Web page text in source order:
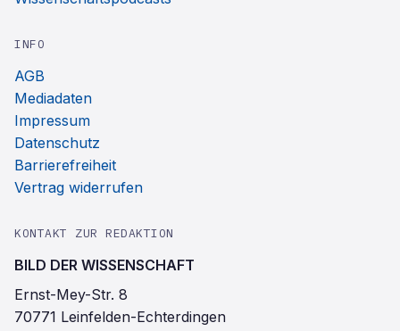
INFO
AGB
Mediadaten
Impressum
Datenschutz
Barrierefreiheit
Vertrag widerrufen
KONTAKT ZUR REDAKTION
BILD DER WISSENSCHAFT
Ernst-Mey-Str. 8
70771 Leinfelden-Echterdingen